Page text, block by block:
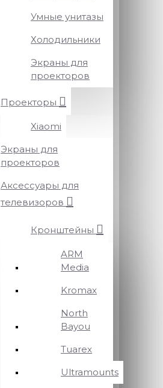
Умные унитазы
Холодильники
Экраны для
проекторов
Проекторы
Xiaomi
Экраны для
проекторов
Аксессуары для
телевизоров
Кронштейны
ARM
Media
Kromax
North
Bayou
Tuarex
Ultramounts